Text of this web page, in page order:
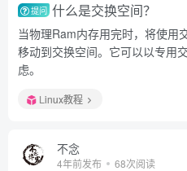
提问 什么是交换空间？
当物理Ram内存用完时，将使用
移动到交换空间。它可以以专用
虑。
Linux教程
不念
4年前发布 68次阅读